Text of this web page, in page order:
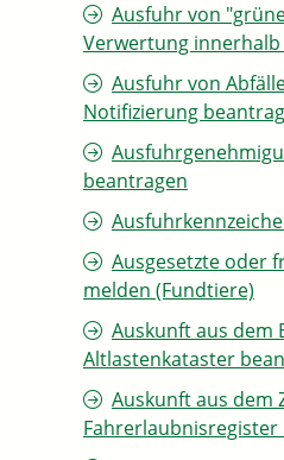
Ausfuhr von
Verwertung
Ausfuhr von
Notifizierung
beantragen
Ausgesetzte oder
melden (Fundtiere)
Auskunft aus dem
Altlastenkataster
Auskunft aus dem
Fahrerlaubnisregister